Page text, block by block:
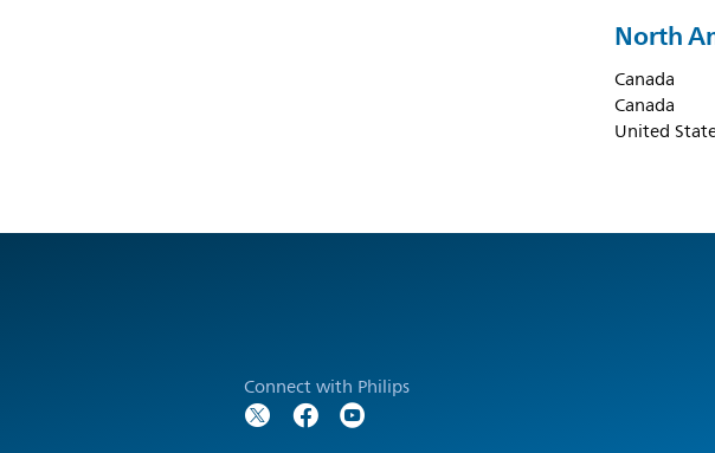
North
Canada
Canada
United
Connect with Philips